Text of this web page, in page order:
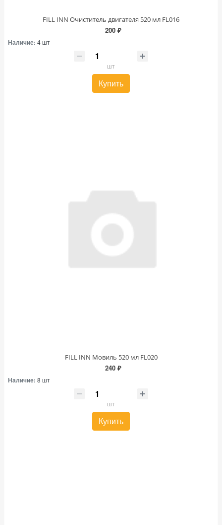
FILL INN Очиститель двигателя 520 мл FL016
200 ₽
Наличие: 4 шт
шт
Купить
FILL INN Мовиль 520 мл FL020
240 ₽
Наличие: 8 шт
шт
Купить